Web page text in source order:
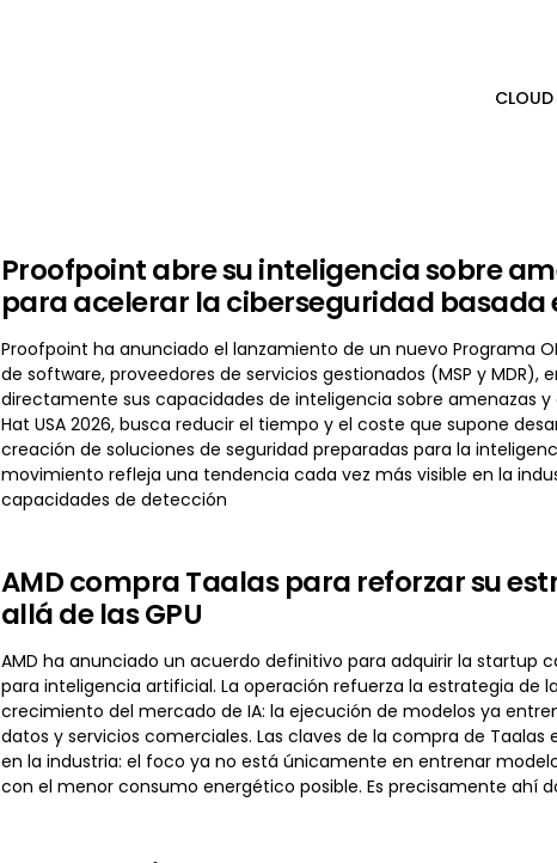
CLOUD
Proofpoint abre su inteligencia sobre
para acelerar la ciberseguridad basada
Proofpoint ha anunciado el lanzamiento de un nuevo Programa
de software, proveedores de servicios gestionados (MSP y
directamente sus capacidades de inteligencia sobre amenazas
Hat USA 2026, busca reducir el tiempo y el coste que supone
creación de soluciones de seguridad preparadas para la
movimiento refleja una tendencia cada vez más visible en la
capacidades de detección
AMD compra Taalas para reforzar su
allá de las GPU
AMD ha anunciado un acuerdo definitivo para adquirir la startup
para inteligencia artificial. La operación refuerza la estrategia
crecimiento del mercado de IA: la ejecución de modelos ya
datos y servicios comerciales. Las claves de la compra de
en la industria: el foco ya no está únicamente en entrenar
con el menor consumo energético posible. Es precisamente ahí